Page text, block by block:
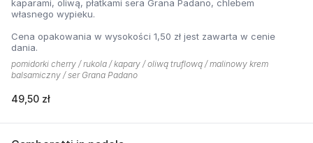
kaparami, oliwą, płatkami sera Grana Padano, chlebem
własnego wypieku.
Cena opakowania w wysokości 1,50 zł jest zawarta w cenie
dania.
pomidorki cherry / rukola / kapary / oliwą truflową / malinowy krem
balsamiczny / ser Grana Padano
49,50 zł